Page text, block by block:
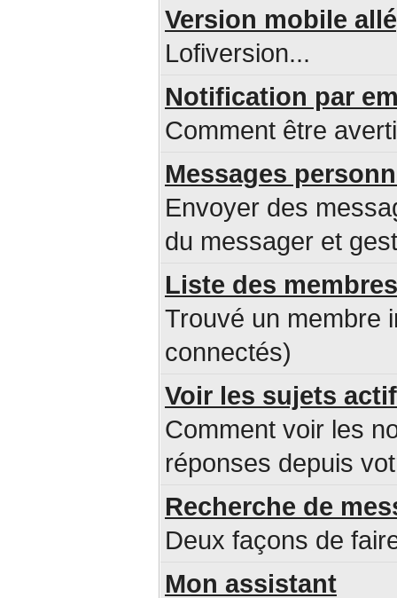
Version mobile
Lofiversion...
Notification par
Comment être
Messages
Envoyer des
du messager et
Liste des membres
Trouvé un membre
connectés)
Voir les sujets
Comment voir les
réponses depuis
Recherche de
Deux façons de
Mon assistant